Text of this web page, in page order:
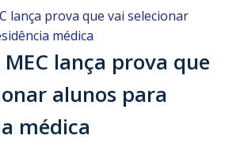
lança prova que
alunos para
médica